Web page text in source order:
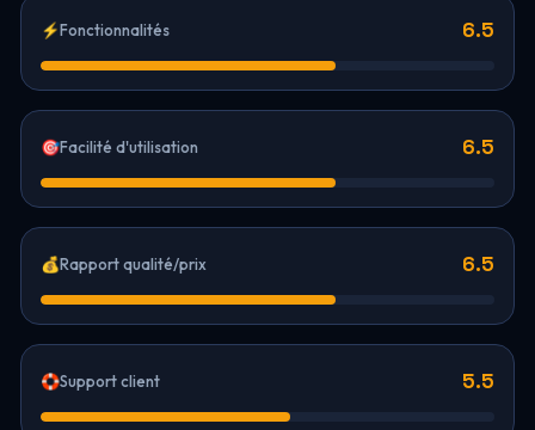
⚡Fonctionnalités 6.5
🎯Facilité d'utilisation 6.5
💰Rapport qualité/prix 6.5
🛟Support client 5.5